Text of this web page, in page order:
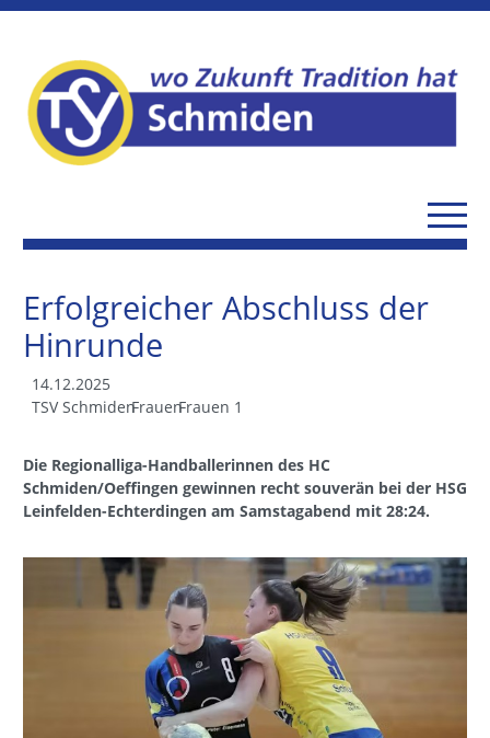
Erfolgreicher Abschluss der
Hinrunde
14.12.2025
TSV SchmidenFrauenFrauen 1
Die Regionalliga-Handballerinnen des HC
Schmiden/Oeffingen gewinnen recht souverän bei der HSG
Leinfelden-Echterdingen am Samstagabend mit 28:24.